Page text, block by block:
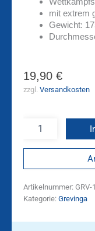
mit extrem
Gewicht:
19,90 €
zzgl. Versandkosten
Artikelnummer: GRV-
Kategorie: Grevinga